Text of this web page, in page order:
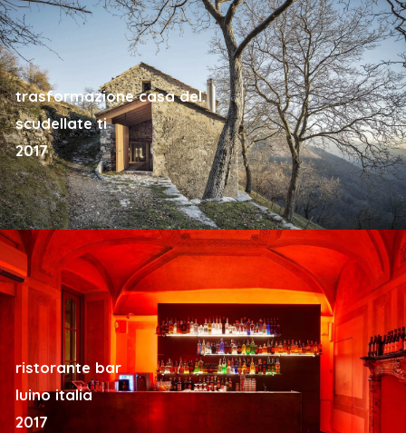
trasformazione casa del.
scudellate ti
2017
ristorante bar
luino italia
2017